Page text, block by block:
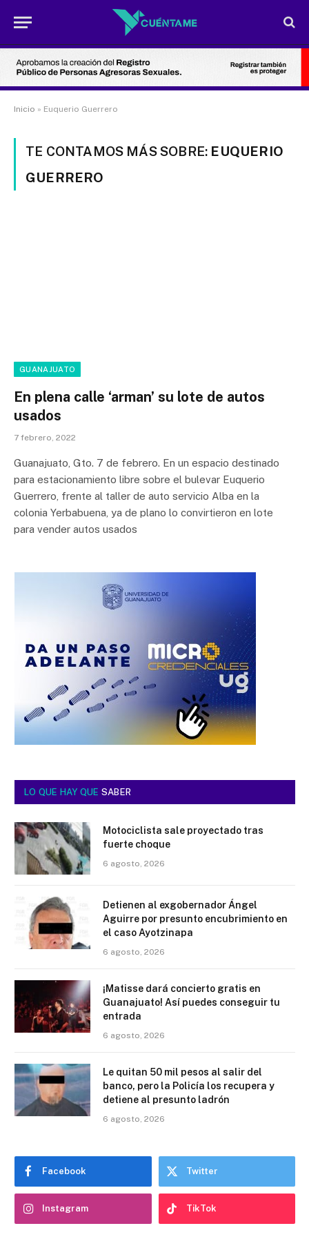
Inicio » Euquerio Guerrero
TE CONTAMOS MÁS SOBRE: EUQUERIO
GUERRERO
GUANAJUATO
En plena calle ‘arman’ su lote de autos
usados
7 febrero, 2022
Guanajuato, Gto. 7 de febrero. En un espacio destinado
para estacionamiento libre sobre el bulevar Euquerio
Guerrero, frente al taller de auto servicio Alba en la
colonia Yerbabuena, ya de plano lo convirtieron en lote
para vender autos usados
LO QUE HAY QUE SABER
Motociclista sale proyectado tras
fuerte choque
6 agosto, 2026
Detienen al exgobernador Ángel
Aguirre por presunto encubrimiento en
el caso Ayotzinapa
6 agosto, 2026
¡Matisse dará concierto gratis en
Guanajuato! Así puedes conseguir tu
entrada
6 agosto, 2026
Le quitan 50 mil pesos al salir del
banco, pero la Policía los recupera y
detiene al presunto ladrón
6 agosto, 2026
Facebook Twitter
Instagram TikTok